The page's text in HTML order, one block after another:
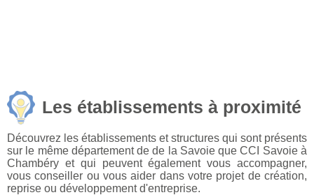
Les établissements à proximité
Découvrez les établissements et structures qui sont présents
sur le même département de de la Savoie que CCI Savoie à
Chambéry et qui peuvent également vous accompagner,
vous conseiller ou vous aider dans votre projet de création,
reprise ou développement d'entreprise.